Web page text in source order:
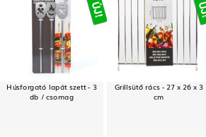
Húsforgató lapát szett - 3
db / csomag
Grillsütő rács - 27 x 26 x 3
cm